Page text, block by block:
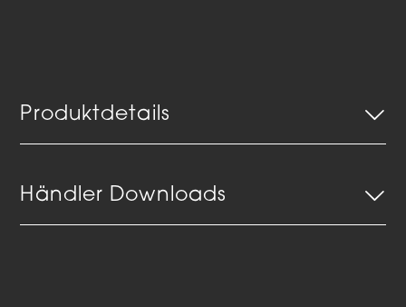
Produktdetails
Händler Downloads